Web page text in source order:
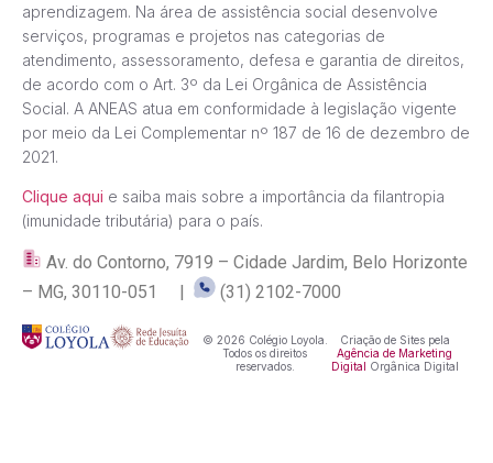
aprendizagem. Na área de assistência social desenvolve
serviços, programas e projetos nas categorias de
atendimento, assessoramento, defesa e garantia de direitos,
de acordo com o Art. 3º da Lei Orgânica de Assistência
Social. A ANEAS atua em conformidade à legislação vigente
por meio da Lei Complementar nº 187 de 16 de dezembro de
2021.
Clique aqui e saiba mais sobre a importância da filantropia
(imunidade tributária) para o país.
Av. do Contorno, 7919 – Cidade Jardim, Belo Horizonte
– MG, 30110-051 |
(31) 2102-7000
© 2026 Colégio Loyola.
Todos os direitos
reservados.
Criação de Sites pela
Agência de Marketing
Digital Orgânica Digital